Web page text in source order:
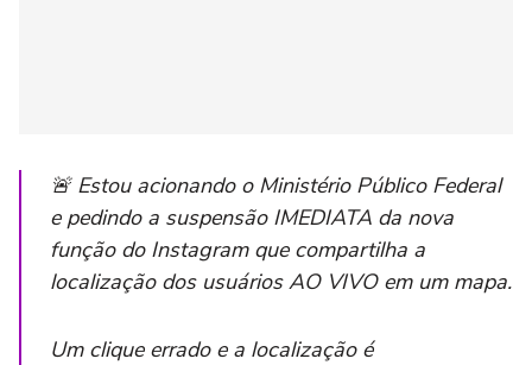
🚨 Estou acionando o Ministério Público Federal
e pedindo a suspensão IMEDIATA da nova
função do Instagram que compartilha a
localização dos usuários AO VIVO em um mapa.
Um clique errado e a localização é